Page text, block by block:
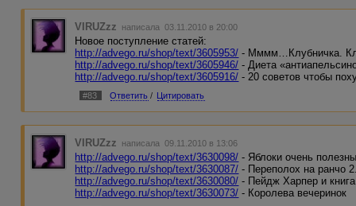
VIRUZzz написала 03.11.2010 в 20:00
Новое поступление статей:
http://advego.ru/shop/text/3605953/ - Мммм…Клубничка.
http://advego.ru/shop/text/3605946/ - Диета
http://advego.ru/shop/text/3605916/ - 20 советов чтобы
#83 Ответить / Цитировать
VIRUZzz написала 09.11.2010 в 13:06
http://advego.ru/shop/text/3630098/ - Яблоки очень
http://advego.ru/shop/text/3630087/ - Переполох на ранчо
http://advego.ru/shop/text/3630080/ - Пейдж Харпер и
http://advego.ru/shop/text/3630073/ - Королева вечеринок